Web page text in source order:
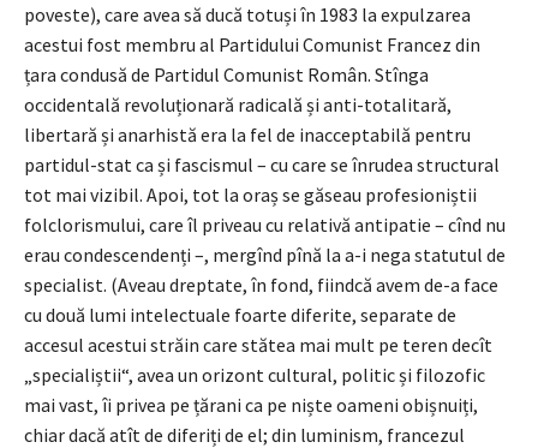
poveste), care avea să ducă totuși în 1983 la expulzarea
acestui fost membru al Partidului Comunist Francez din
țara condusă de Partidul Comunist Român. Stînga
occidentală revoluționară radicală și anti-totalitară,
libertară și anarhistă era la fel de inacceptabilă pentru
partidul-stat ca și fascismul – cu care se înrudea structural
tot mai vizibil. Apoi, tot la oraș se găseau profesioniștii
folclorismului, care îl priveau cu relativă antipatie – cînd nu
erau condescendenți –, mergînd pînă la a-i nega statutul de
specialist. (Aveau dreptate, în fond, fiindcă avem de-a face
cu două lumi intelectuale foarte diferite, separate de
accesul acestui străin care stătea mai mult pe teren decît
„specialiștii“, avea un orizont cultural, politic și filozofic
mai vast, îi privea pe țărani ca pe niște oameni obișnuiți,
chiar dacă atît de diferiți de el; din luminism, francezul